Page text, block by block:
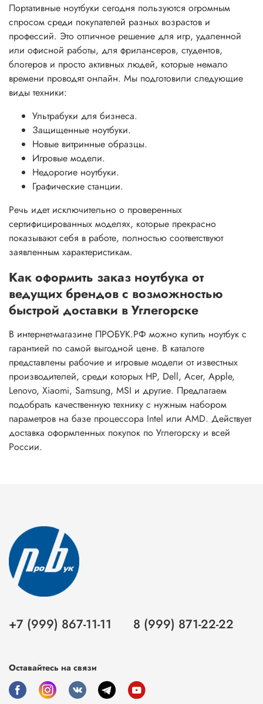
Портативные ноутбуки сегодня пользуются огромным
спросом среди покупателей разных возрастов и
профессий. Это отличное решение для игр, удаленной
или офисной работы, для фрилансеров, студентов,
блогеров и просто активных людей, которые немало
времени проводят онлайн. Мы подготовили следующие
виды техники:
Ультрабуки для бизнеса.
Защищенные ноутбуки.
Новые витринные образцы.
Игровые модели.
Недорогие ноутбуки.
Графические станции.
Речь идет исключительно о проверенных
сертифицированных моделях, которые прекрасно
показывают себя в работе, полностью соответствуют
заявленным характеристикам.
Как оформить заказ ноутбука от
ведущих брендов с возможностью
быстрой доставки в Углегорске
В интернет-магазине ПРОБУК.РФ можно купить ноутбук с
гарантией по самой выгодной цене. В каталоге
представлены рабочие и игровые модели от известных
производителей, среди которых HP, Dell, Acer, Apple,
Lenovo, Xiaomi, Samsung, MSI и другие. Предлагаем
подобрать качественную технику с нужным набором
параметров на базе процессора Intel или AMD. Действует
доставка оформленных покупок по Углегорску и всей
России.
+7 (999) 867-11-11 8 (999) 871-22-22
Оставайтесь на связи